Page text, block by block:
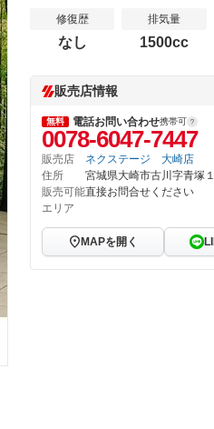
修復歴
なし
排気量
1500cc
販売店情報
無料 電話お問い合わせ携帯可
0078-6047-7447
販売店
ネクステージ 大崎店
住所
宮城県大崎市古川字青塚
販売可能
エリア
直接お問合せください
MAPを開く